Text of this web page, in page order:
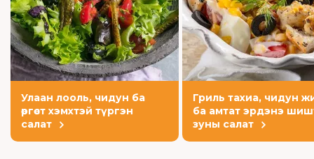
Улаан лооль, чидун ба
өргөст хэмхтэй түргэн
салат
Гриль тахиа, чидун
ба амтат эрдэнэ
зуны салат